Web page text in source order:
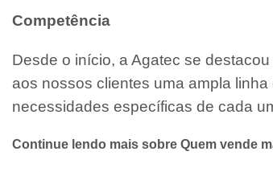
Competência
Desde o início, a Agatec se
aos nossos clientes uma ampla
necessidades específicas de cada
Continue lendo mais sobre Quem vende